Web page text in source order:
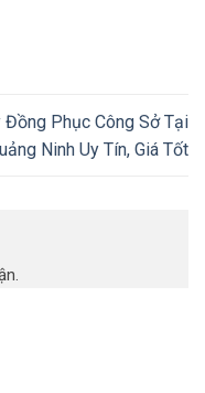
Đồng Phục Công Sở Tại
Ninh Uy Tín, Giá Tốt